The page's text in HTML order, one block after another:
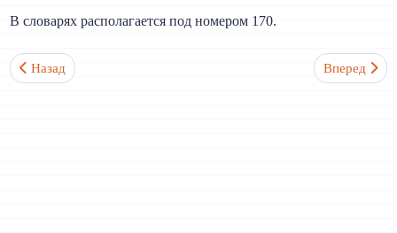
В словарях располагается под номером 170.
Предыдущий: Ворота 门 / 門 Ключевой иероглиф №169
Назад Следующий:
Вперед